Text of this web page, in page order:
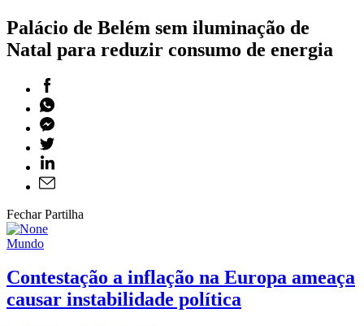
Palácio de Belém sem iluminação de
Natal para reduzir consumo de energia
Fechar Partilha
Mundo
Contestação a inflação na Europa ameaça
causar instabilidade política